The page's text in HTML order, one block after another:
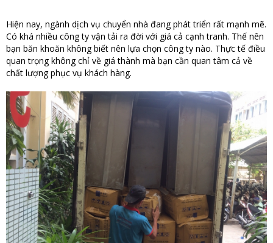
Hiện nay, ngành dịch vụ chuyển nhà đang phát triển rất mạnh mẽ.
Có khá nhiều công ty vận tải ra đời với giá cả cạnh tranh. Thế nên
bạn băn khoăn không biết nên lựa chọn công ty nào. Thực tế điều
quan trọng không chỉ về giá thành mà bạn cần quan tâm cả về
chất lượng phục vụ khách hàng.